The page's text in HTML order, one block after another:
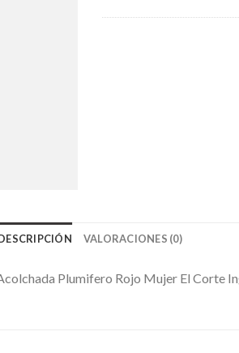
VALORACIONES (0)
Plumifero Rojo Mujer El Corte